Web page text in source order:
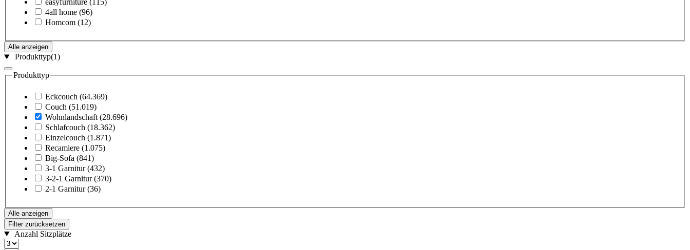
easyfurniture (115)
4all home (96)
Homcom (12)
Alle anzeigen
Produkttyp(1)
Produkttyp
Eckcouch (64.369)
Couch (51.019)
Wohnlandschaft (28.696)
Schlafcouch (18.362)
Einzelcouch (1.871)
Recamiere (1.075)
Big-Sofa (841)
3-1 Garnitur (432)
3-2-1 Garnitur (370)
2-1 Garnitur (36)
Alle anzeigen
Filter zurücksetzen
Anzahl Sitzplätze